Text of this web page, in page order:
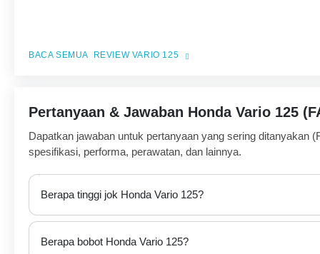
REVIEW VARIO 125
Pertanyaan & Jawaban Honda Vario 125
Dapatkan jawaban untuk pertanyaan yang sering ditanyakan
spesifikasi, performa, perawatan, dan lainnya.
Berapa tinggi jok Honda Vario 125?
Berapa bobot Honda Vario 125?